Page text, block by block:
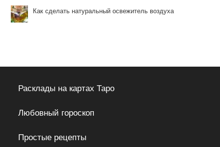
Как сделать натуральный освежитель воздуха
Расклады на картах Таро
Любовный гороскоп
Простые рецепты